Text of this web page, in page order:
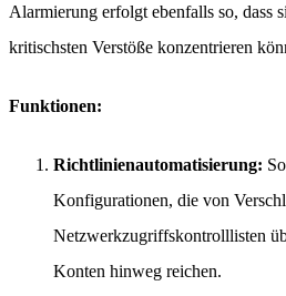
Alarmierung erfolgt ebenfalls so, dass
kritischsten Verstöße konzentrieren
Funktionen:
Richtlinienautomatisierung:
Konfigurationen, die von
Netzwerkzugriffskontrolllisten
Konten hinweg reichen.